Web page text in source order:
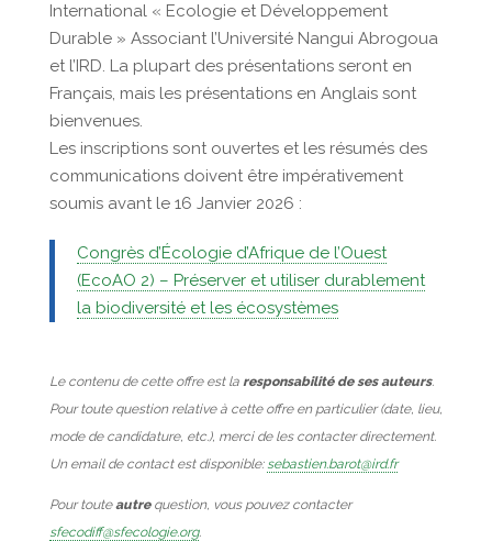
International « Ecologie et Développement
Durable » Associant l’Université Nangui Abrogoua
et l’IRD. La plupart des présentations seront en
Français, mais les présentations en Anglais sont
bienvenues.
Les inscriptions sont ouvertes et les résumés des
communications doivent être impérativement
soumis avant le 16 Janvier 2026 :
Congrès d’Écologie d’Afrique de l’Ouest
(EcoAO 2) – Préserver et utiliser durablement
la biodiversité et les écosystèmes
Le contenu de cette offre est la responsabilité de ses auteurs.
Pour toute question relative à cette offre en particulier (date, lieu,
mode de candidature, etc.), merci de les contacter directement.
Un email de contact est disponible: sebastien.barot@ird.fr
Pour touteautrequestion, vous pouvez contacter
sfecodiff@sfecologie.org.